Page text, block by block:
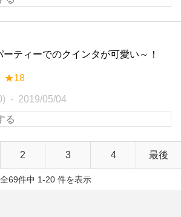
ティーでのクインタが可愛い～！
★18
2019/05/04
2 3 4 最後
全69件中 1-20 件を表示